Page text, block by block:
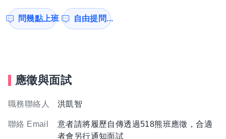
問幾點上班 自由提問...
應徵與面試
職務聯絡人 洪凱智
聯絡 Email
意者請將履歷自傳透過518熊班應徵，合適
者會另行通知面試